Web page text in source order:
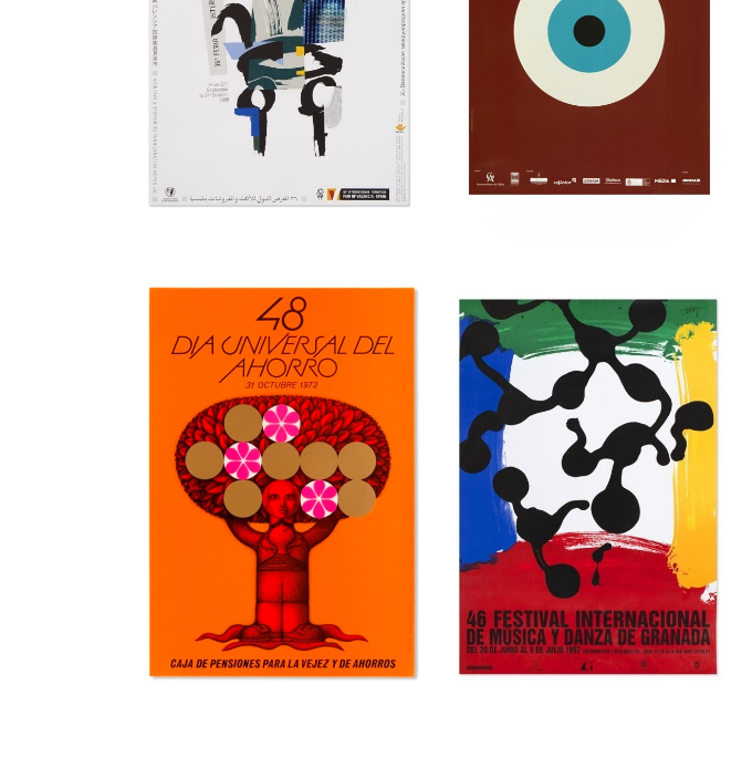
36a Feria
Internacional del
Mueble de Valencia
Museu del Disseny de Barcelona
39 Festival
internacional de cine
de Gijón
Museu del Disseny de Barcelona